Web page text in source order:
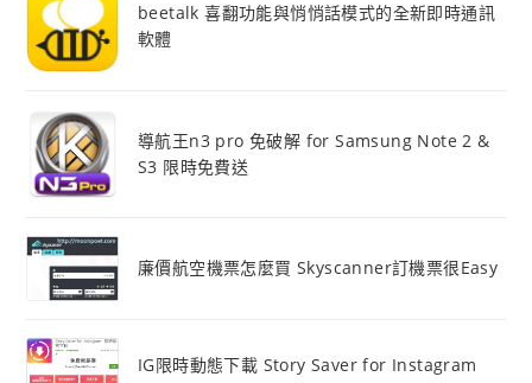
beetalk 喜翻功能與悄悄話模式的全新即時通訊
軟體
導航王n3 pro 免破解 for Samsung Note 2 &
S3 限時免費送
廉價航空機票怎麼買 Skyscanner訂機票很Easy
IG限時動態下載 Story Saver for Instagram